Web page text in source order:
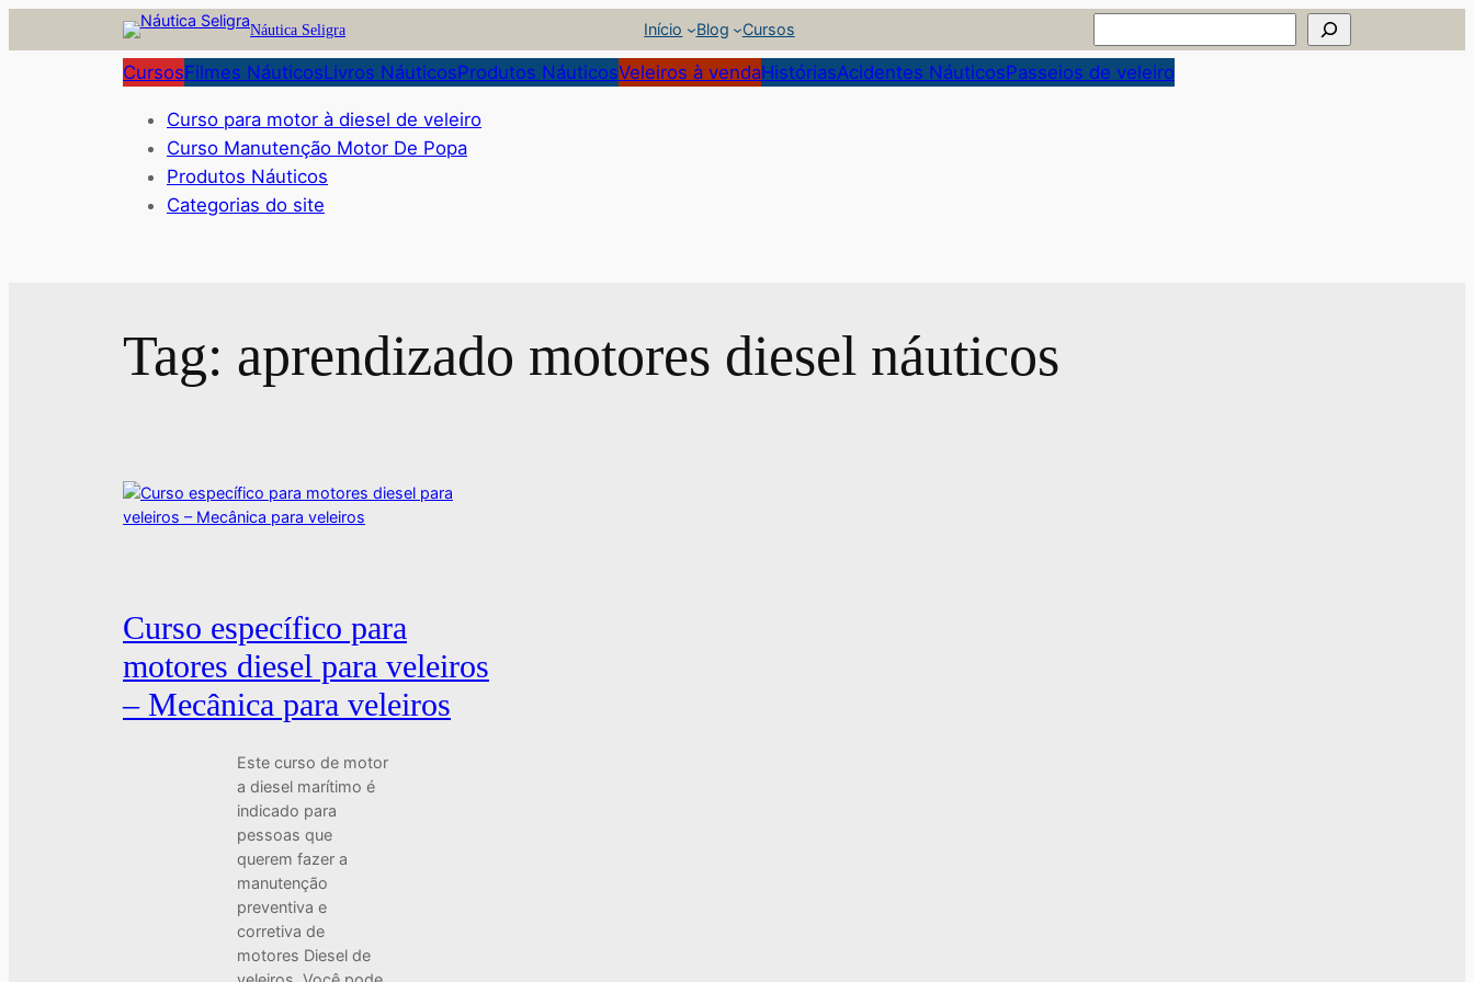
para
Náutica Seligra Início Blog Cursos
CursosFilmes NáuticosLivros NáuticosProdutos NáuticosVeleiros à vendaHistóriasAcidentes NáuticosPasseios de veleiro
Curso para motor à diesel de veleiro
Curso Manutenção Motor De Popa
Produtos Náuticos
Categorias do site
Tag: aprendizado motores diesel náuticos
Curso específico para
motores diesel para veleiros
– Mecânica para veleiros
Este curso de motor
a diesel marítimo é
indicado para
pessoas que
querem fazer a
manutenção
preventiva e
corretiva de
motores Diesel de